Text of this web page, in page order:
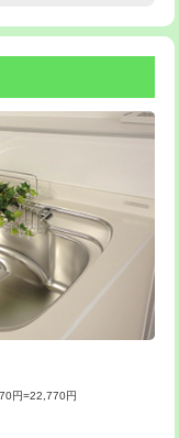
22,000円
3,300円
5,500円
5,500円
11,000円
+3,300円
33,000円
8,800円
11,000円
22,000円
33,000円
円=22,770円